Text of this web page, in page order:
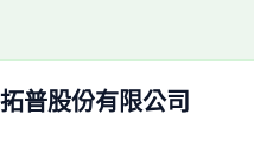
拓普股份有限公司